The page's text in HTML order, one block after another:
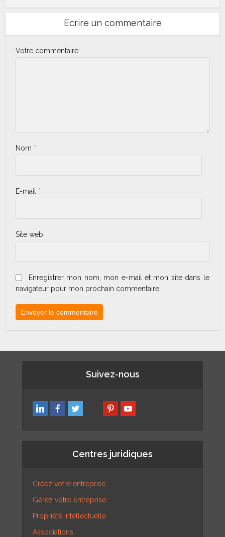
Ecrire un commentaire
Votre commentaire
Nom *
E-mail *
Site web
Enregistrer mon nom, mon e-mail et mon site dans le
navigateur pour mon prochain commentaire.
Suivez-nous
Centres juridiques
Créez votre entreprise
Gérez votre entreprise
Propriété intellectuelle
Associations